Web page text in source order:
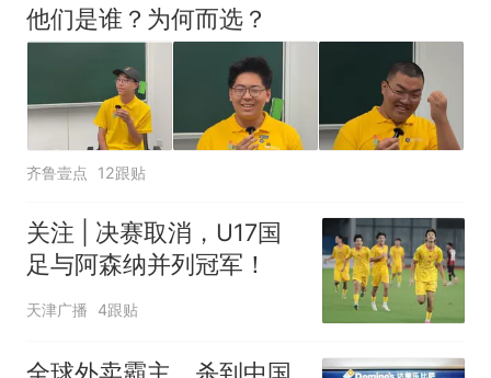
他们是谁？为何而选？
齐鲁壹点 12跟贴
关注 | 决赛取消，U17国
足与阿森纳并列冠军！
天津广播 4跟贴
全球外卖霸主，杀到中国